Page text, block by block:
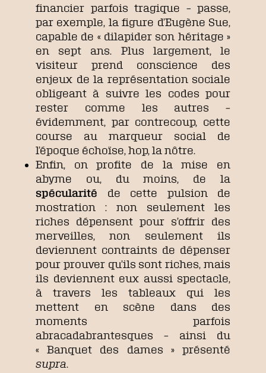
financier parfois tragique – passe,
par exemple, la figure d’Eugène Sue,
capable de « dilapider son héritage »
en sept ans. Plus largement, le
visiteur prend conscience des
enjeux de la représentation sociale
obligeant à suivre les codes pour
rester comme les autres –
évidemment, par contrecoup, cette
course au marqueur social de
l’époque échoïse, hop, la nôtre.
Enfin, on profite de la mise en
abyme ou, du moins, de la
spécularité de cette pulsion de
mostration : non seulement les
riches dépensent pour s’offrir des
merveilles, non seulement ils
deviennent contraints de dépenser
pour prouver qu’ils sont riches, mais
ils deviennent eux aussi spectacle,
à travers les tableaux qui les
mettent en scène dans des
moments parfois
abracadabrantesques – ainsi du
« Banquet des dames » présenté
supra.